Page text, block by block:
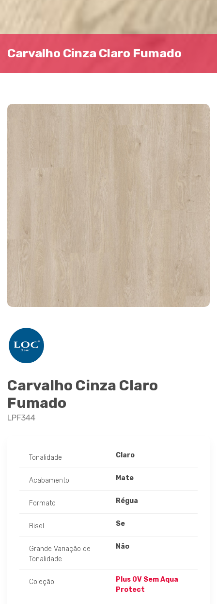
Carvalho Cinza Claro Fumado
Carvalho Cinza Claro
Fumado
LPF344
Tonalidade Claro
Acabamento Mate
Formato Régua
Bisel Se
Grande Variação de
Tonalidade
Não
Coleção
Plus 0V Sem Aqua
Protect